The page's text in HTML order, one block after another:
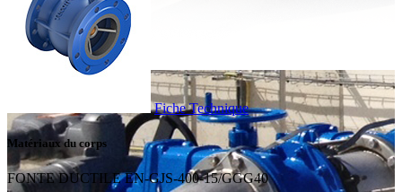
Fiche Technique
Matériaux du corps
FONTE DUCTILE EN-GJS-400-15/GGG40